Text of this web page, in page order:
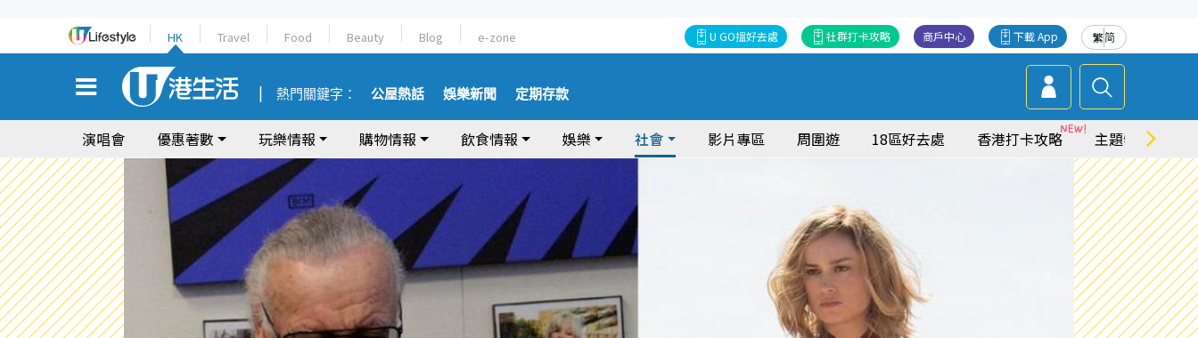
HK Travel Food Beauty Blog e-zone 繁简
下載 App
商戶中心
社群打卡攻略
U GO搵好去處
熱門關鍵字： 公屋熱話 娛樂新聞 定期存款
演唱會 優惠著數 玩樂情報 購物情報 飲食情報 娛樂 社會 影片專區 周圍遊 18區好去處 香港打卡攻略 主題特集